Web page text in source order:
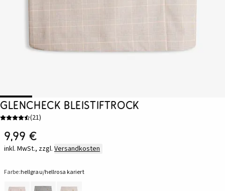
Glencheck Bleistiftrock
(21)
9,99 €
inkl. MwSt., zzgl. Versandkosten
Farbe:hellgrau/hellrosa kariert